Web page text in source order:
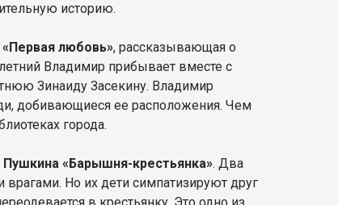
историю.
любовь», рассказывающая о
Владимир прибывает вместе с
Зинаиду Засекину. Владимир
добивающиеся ее расположения. Чем
города.
«Барышня-крестьянка». Два
Но их дети симпатизируют друг